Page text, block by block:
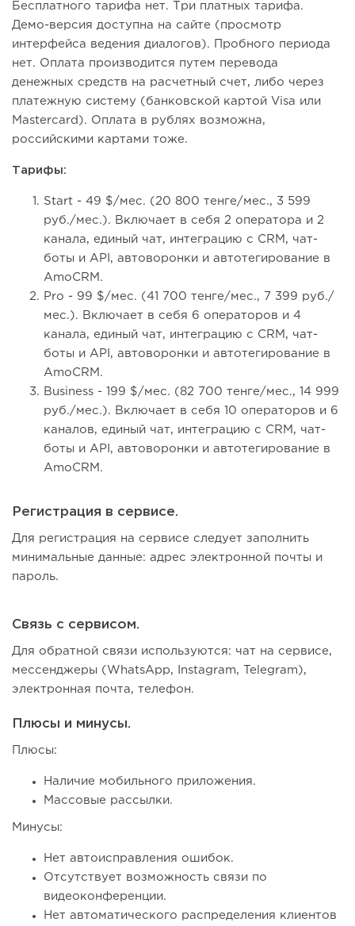
Бесплатного тарифа нет. Три платных тарифа.
Демо-версия доступна на сайте (просмотр
интерфейса ведения диалогов). Пробного периода
нет. Оплата производится путем перевода
денежных средств на расчетный счет, либо через
платежную систему (банковской картой Visa или
Mastercard). Оплата в рублях возможна,
российскими картами тоже.
Тарифы:
Start - 49 $/мес. (20 800 тенге/мес., 3 599
руб./мес.). Включает в себя 2 оператора и 2
канала, единый чат, интеграцию с CRM, чат-
боты и API, автоворонки и автотегирование в
AmoCRM.
Pro - 99 $/мес. (41 700 тенге/мес., 7 399 руб./
мес.). Включает в себя 6 операторов и 4
канала, единый чат, интеграцию с CRM, чат-
боты и API, автоворонки и автотегирование в
AmoCRM.
Business - 199 $/мес. (82 700 тенге/мес., 14 999
руб./мес.). Включает в себя 10 операторов и 6
каналов, единый чат, интеграцию с CRM, чат-
боты и API, автоворонки и автотегирование в
AmoCRM.
Регистрация в сервисе.
Для регистрация на сервисе следует заполнить
минимальные данные: адрес электронной почты и
пароль.
Связь с сервисом.
Для обратной связи используются: чат на сервисе,
мессенджеры (WhatsApp, Instagram, Telegram),
электронная почта, телефон.
Плюсы и минусы.
Плюсы:
Наличие мобильного приложения.
Массовые рассылки.
Минусы:
Нет автоисправления ошибок.
Отсутствует возможность связи по
видеоконференции.
Нет автоматического распределения клиентов